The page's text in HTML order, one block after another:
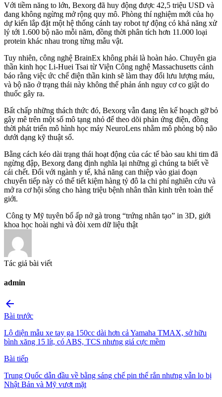
Với tiềm năng to lớn, Bexorg đã huy động được 42,5 triệu USD và
đang không ngừng mở rộng quy mô. Phòng thí nghiệm mới của họ
dự kiến lắp đặt một hệ thống cánh tay robot tự động có khả năng xử
lý tới 1.600 bộ não mỗi năm, đồng thời phân tích hơn 11.000 loại
protein khác nhau trong từng mẫu vật.
Tuy nhiên, công nghệ BrainEx không phải là hoàn hảo. Chuyên gia
thần kinh học Li-Huei Tsai từ Viện Công nghệ Massachusetts cảnh
báo rằng việc ức chế điện thần kinh sẽ làm thay đổi lưu lượng máu,
và bộ não ở trạng thái này không thể phản ánh nguy cơ co giật do
thuốc gây ra.
Bất chấp những thách thức đó, Bexorg vẫn đang lên kế hoạch gỡ bỏ
gây mê trên một số mô tạng nhỏ để theo dõi phản ứng điện, đồng
thời phát triển mô hình học máy NeuroLens nhằm mô phỏng bộ não
dưới dạng kỹ thuật số.
Bằng cách kéo dài trạng thái hoạt động của các tế bào sau khi tim đã
ngừng đập, Bexorg đang định nghĩa lại những gì chúng ta biết về
cái chết. Đối với ngành y tế, khả năng can thiệp vào giai đoạn
chuyển tiếp này có thể tiết kiệm hàng tỷ đô la chi phí nghiên cứu và
mở ra cơ hội sống cho hàng triệu bệnh nhân thần kinh trên toàn thế
giới.
Công ty Mỹ tuyên bố ấp nở gà trong “trứng nhân tạo” in 3D, giới
khoa học hoài nghi và đòi xem dữ liệu thật
Tác giả bài viết
admin
arrow_back
Bài trước
Lộ diện mẫu xe tay ga 150cc dài hơn cả Yamaha TMAX, sở hữu
bình xăng 15 lít, có ABS, TCS nhưng giá cực mềm
Bài tiếp
Trung Quốc dẫn đầu về bằng sáng chế pin thể rắn nhưng vẫn lo bị
Nhật Bản và Mỹ vượt mặt